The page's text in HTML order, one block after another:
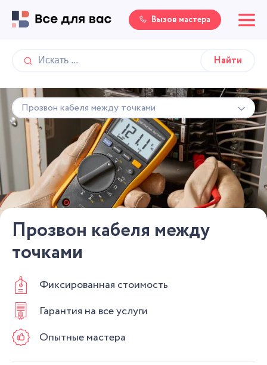
Вызов мастера
Прозвон кабеля между точками
Прозвон кабеля между
точками
Фиксированная стоимость
Гарантия на все услуги
Опытные мастера